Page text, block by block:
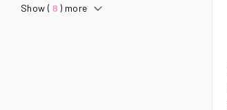
Show ( 8 ) more